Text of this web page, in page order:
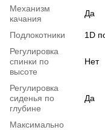
Механизм
качания
Да
Подлокотники
1D
Регулировка
спинки по
высоте
Нет
Регулировка
сиденья по
глубине
Да
Максимально